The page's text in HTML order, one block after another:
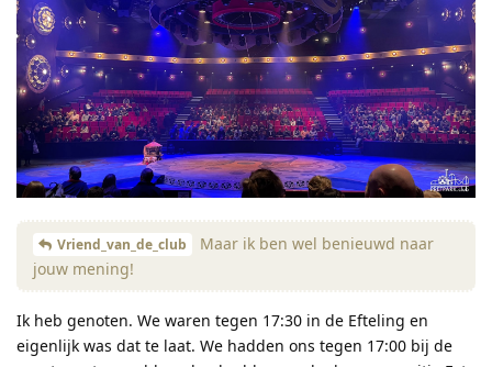
Vriend_van_de_club
Maar ik ben wel benieuwd naar
jouw mening!
Ik heb genoten. We waren tegen 17:30 in de Efteling en
eigenlijk was dat te laat. We hadden ons tegen 17:00 bij de